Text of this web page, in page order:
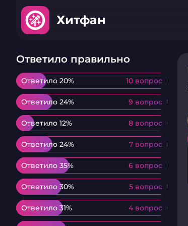
Хитфан
Ответило правильно
Ответило 20% 10 вопрос
Ответило 20% 10 вопрос
Ответило 24% 9 вопрос
Ответило 24% 9 вопрос
Ответило 12% 8 вопрос
Ответило 12% 8 вопрос
Ответило 24% 7 вопрос
Ответило 24% 7 вопрос
Ответило 35% 6 вопрос
Ответило 35% 6 вопрос
Ответило 30% 5 вопрос
Ответило 30% 5 вопрос
Ответило 31% 4 вопрос
Ответило 31% 4 вопрос